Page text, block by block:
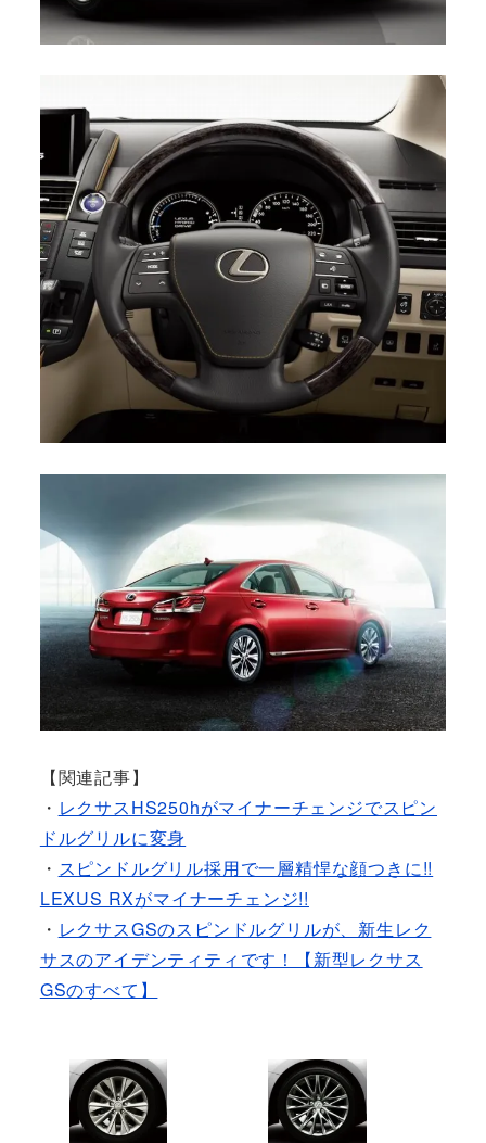
【関連記事】
・ レクサスHS250hがマイナーチェンジでスピン
ドルグリルに変身
・ スピンドルグリル採用で一層精悍な顔つきに!!
LEXUS RXがマイナーチェンジ!!
・ レクサスGSのスピンドルグリルが、新生レク
サスのアイデンティティです！【新型レクサス
GSのすべて】